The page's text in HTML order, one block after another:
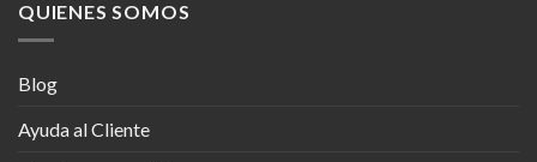
QUIENES SOMOS
Blog
Ayuda al Cliente